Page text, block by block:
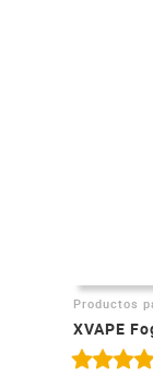
Productos
XVAPE